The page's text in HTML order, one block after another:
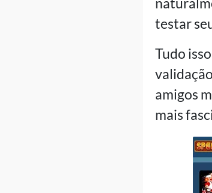
testar
Tudo
amigos
mais